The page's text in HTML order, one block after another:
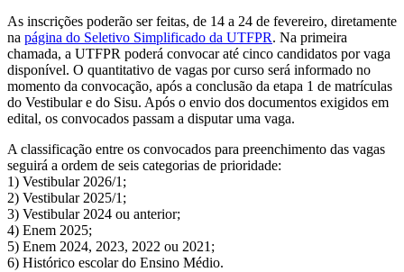
As inscrições poderão ser feitas, de 14 a 24 de fevereiro, diretamente
na página do Seletivo Simplificado da UTFPR. Na primeira
chamada, a UTFPR poderá convocar até cinco candidatos por vaga
disponível. O quantitativo de vagas por curso será informado no
momento da convocação, após a conclusão da etapa 1 de matrículas
do Vestibular e do Sisu. Após o envio dos documentos exigidos em
edital, os convocados passam a disputar uma vaga.
A classificação entre os convocados para preenchimento das vagas
seguirá a ordem de seis categorias de prioridade:
1) Vestibular 2026/1;
2) Vestibular 2025/1;
3) Vestibular 2024 ou anterior;
4) Enem 2025;
5) Enem 2024, 2023, 2022 ou 2021;
6) Histórico escolar do Ensino Médio.